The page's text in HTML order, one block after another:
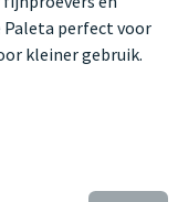
Paleta perfect voor
kleiner gebruik.